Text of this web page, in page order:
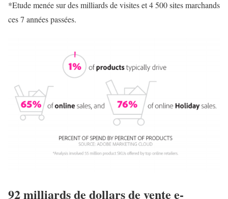
*Etude menée sur des milliards de visites et 4 500 sites marchands
ces 7 années passées.
92 milliards de dollars de vente e-